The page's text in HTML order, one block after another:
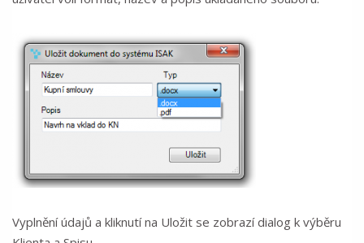
Vyplnění údajů a kliknutí na Uložit se zobrazí dialog k výběru